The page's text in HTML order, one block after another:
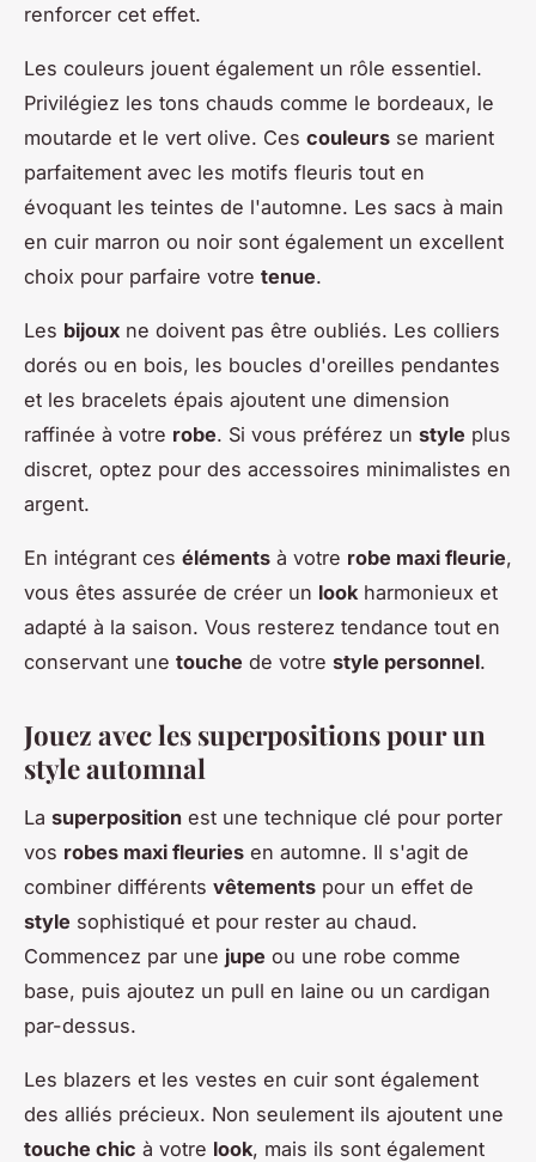
renforcer cet effet.
Les couleurs jouent également un rôle essentiel.
Privilégiez les tons chauds comme le bordeaux, le
moutarde et le vert olive. Ces couleurs se marient
parfaitement avec les motifs fleuris tout en
évoquant les teintes de l'automne. Les sacs à main
en cuir marron ou noir sont également un excellent
choix pour parfaire votre tenue.
Les bijoux ne doivent pas être oubliés. Les colliers
dorés ou en bois, les boucles d'oreilles pendantes
et les bracelets épais ajoutent une dimension
raffinée à votre robe. Si vous préférez un style plus
discret, optez pour des accessoires minimalistes en
argent.
En intégrant ces éléments à votre robe maxi fleurie,
vous êtes assurée de créer un look harmonieux et
adapté à la saison. Vous resterez tendance tout en
conservant une touche de votre style personnel.
Jouez avec les superpositions pour un
style automnal
La superposition est une technique clé pour porter
vos robes maxi fleuries en automne. Il s'agit de
combiner différents vêtements pour un effet de
style sophistiqué et pour rester au chaud.
Commencez par une jupe ou une robe comme
base, puis ajoutez un pull en laine ou un cardigan
par-dessus.
Les blazers et les vestes en cuir sont également
des alliés précieux. Non seulement ils ajoutent une
touche chic à votre look, mais ils sont également